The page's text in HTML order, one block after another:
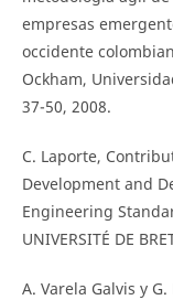
empresas
occidente
Ockham,
37-50, 2008.
C. Laporte,
Development and
Engineering
UNIVERSITÉ DE
A. Varela Galvis y